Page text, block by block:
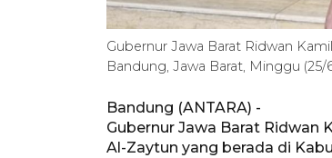
Gubernur Jawa Barat Ridwan
Bandung, Jawa Barat, Minggu
Bandung (ANTARA) -
Gubernur Jawa Barat
Al-Zaytun yang berada di